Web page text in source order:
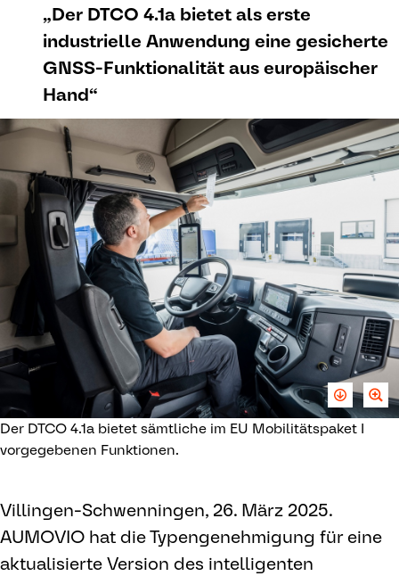
„Der DTCO 4.1a bietet als erste
industrielle Anwendung eine gesicherte
GNSS-Funktionalität aus europäischer
Hand“
Der DTCO 4.1a bietet sämtliche im EU Mobilitätspaket I
vorgegebenen Funktionen.
Villingen-Schwenningen, 26. März 2025.
AUMOVIO hat die Typengenehmigung für eine
aktualisierte Version des intelligenten